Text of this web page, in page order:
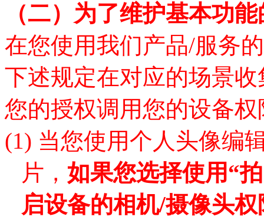
（二） 为了维护基本功
在您使用我们产品/服务
下述规定在对应的场景
您的授权调用您的设备权
(1) 当您使用个人头像编
片， 如果您选择使用 “
启设备的相机/摄像头